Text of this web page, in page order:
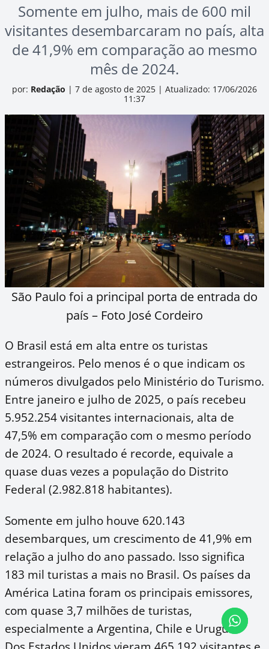
Somente em julho, mais de 600 mil
visitantes desembarcaram no país, alta
de 41,9% em comparação ao mesmo
mês de 2024.
por: Redação | 7 de agosto de 2025 | Atualizado: 17/06/2026
11:37
São Paulo foi a principal porta de entrada do
país – Foto José Cordeiro
O Brasil está em alta entre os turistas
estrangeiros. Pelo menos é o que indicam os
números divulgados pelo Ministério do Turismo.
Entre janeiro e julho de 2025, o país recebeu
5.952.254 visitantes internacionais, alta de
47,5% em comparação com o mesmo período
de 2024. O resultado é recorde, equivale a
quase duas vezes a população do Distrito
Federal (2.982.818 habitantes).
Somente em julho houve 620.143
desembarques, um crescimento de 41,9% em
relação a julho do ano passado. Isso significa
183 mil turistas a mais no Brasil. Os países da
América Latina foram os principais emissores,
com quase 3,7 milhões de turistas,
especialmente a Argentina, Chile e Uruguai.